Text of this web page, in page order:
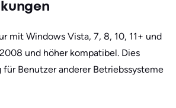
mit Windows Vista, 7, 8, 10, 11+ und
und höher kompatibel. Dies
Benutzer anderer Betriebssysteme